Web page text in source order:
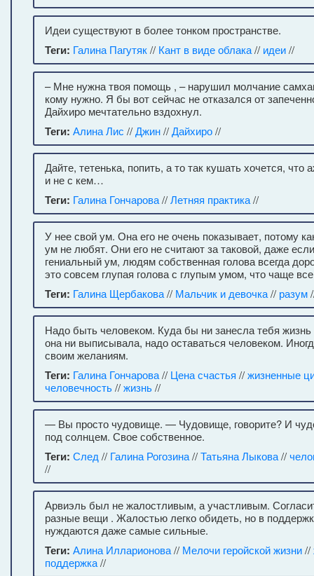
Идеи существуют в более тонком пространстве.
Теги: Галина Пагутяк// Кант в виде облака// идеи//
– Мне нужна твоя помощь , – нарушил молчание
кому нужно. Я бы вот сейчас не отказался от
Дайхиро мечтательно вздохнул.
Теги: Алина Лис //Джин//Дайхиро//
Дайте, тетенька, попить, а то так кушать хочется, что
и не с кем…
Теги: Галина Гончарова//Летняя практика//
У нее свой ум. Она его не очень показывает, потому
ум не любят. Они его не считают за таковой, даже
гениальный ум, людям собственная голова всегда
это совсем глупая голова с глупым умом, что чаще
Теги: Галина Щербакова// Мальчик и девочка// разум
Надо быть человеком. Куда бы ни занесла тебя
она ни выписывала, надо оставаться человеком.
своим желаниям.
Теги: Галина Гончарова// Цена счастья //жизненные
человечность//жизнь//
— Вы просто чудовище. — Чудовище, говорите? И
под солнцем. Свое собственное.
Теги: След // Галина Рогозина//Татьяна Лыкова//
//
Арвиэль был не жалостливым, а участливым.
разные вещи . Жалостью легко обидеть, но в
нуждаются даже самые сильные.
Теги: Алина Илларионова// Мелочи геройской жизни//
поддержка//